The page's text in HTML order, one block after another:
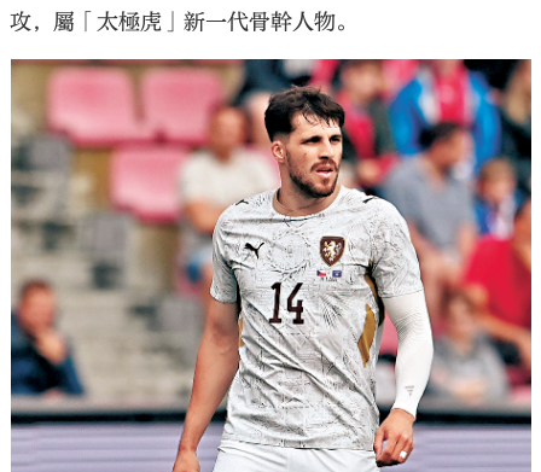
攻，屬「太極虎」新一代骨幹人物。